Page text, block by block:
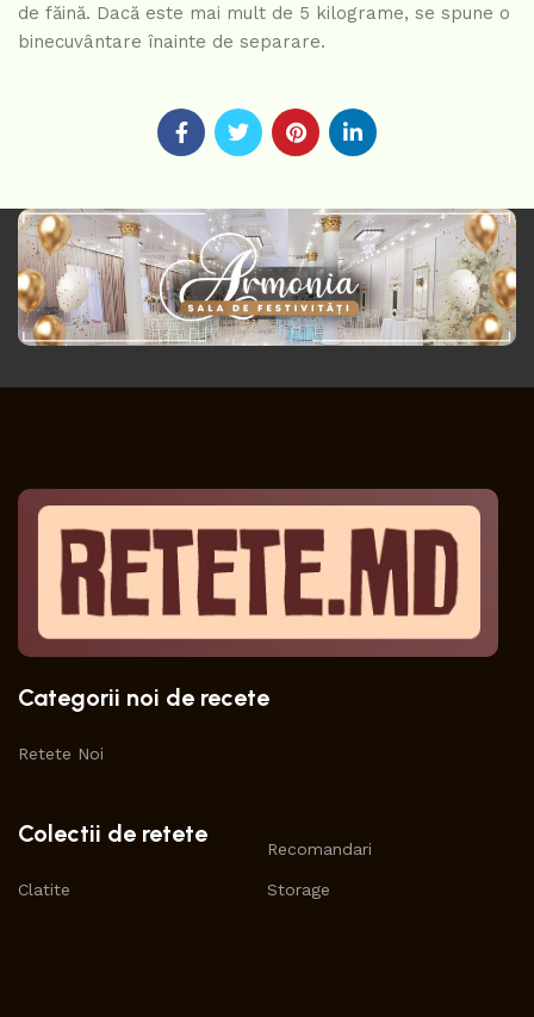
de făină. Dacă este mai mult de 5 kilograme, se spune o
binecuvântare înainte de separare.
Categorii noi de recete
Retete Noi
Colectii de retete
Clatite
Recomandari
Storage